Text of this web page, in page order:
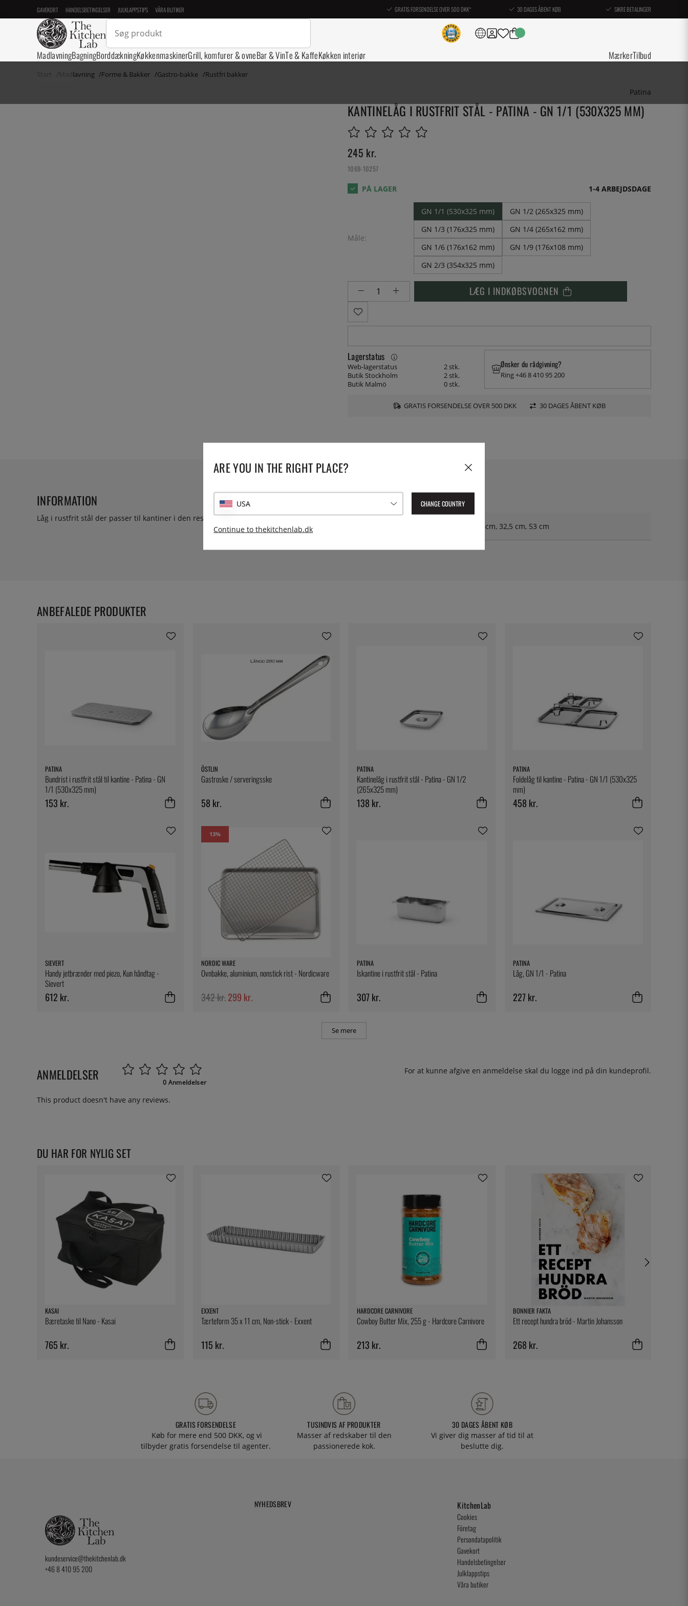
GAVEKORT HANDELSBETINGELSER JULKLAPPSTIPS VÅRA BUTIKER GRATIS FORSENDELSE OVER 500 DKK* 30 DAGES ÅBENT KØB SIKRE BETALINGER
MadlavningBagningBorddækningKøkkenmaskinerGrill, komfurer & ovneBar & VinTe & KaffeKøkken interiør MærkerTilbud
Start Madlavning Forme & Bakker Gastro-bakke Rustfri bakker
Patina
KANTINELÅG I RUSTFRIT STÅL - PATINA - GN 1/1 (530X325 MM)
245 kr.
1069-10257
1-4 ARBEJDSDAGE
Måle:
GN 1/1 (530x325 mm)
GN 1/2 (265x325 mm)
GN 1/3 (176x325 mm)
GN 1/4 (265x162 mm)
GN 1/6 (176x162 mm)
GN 1/9 (176x108 mm)
GN 2/3 (354x325 mm)
LÆG I INDKØBSVOGNEN
Lagerstatus
Web-lagerstatus
2 stk.
Butik Stockholm
2 stk.
Butik Malmö
0 stk.
Ønsker du rådgivning?
Ring +46 8 410 95 200
GRATIS FORSENDELSE OVER 500 DKK 30 DAGES ÅBENT KØB
INFORMATION
Låg i rustfrit stål der passer til kantiner i den respektive størrelse
SPECIFIKATIONER
17,2 cm, 26,5 cm, 32,5 cm, 53 cm
PATINA
Bundrist i rustfrit stål til kantine - Patina - GN
1/1 (530x325 mm)
153 kr.
ÖSTLIN
Gastroske / serveringsske
58 kr.
PATINA
Kantinelåg i rustfrit stål - Patina - GN 1/2
(265x325 mm)
138 kr.
PATINA
Foldelåg til kantine - Patina - GN 1/1 (530x325
mm)
458 kr.
SIEVERT
Handy jetbrænder med piezo, Kun håndtag -
Sievert
612 kr.
13%
NORDIC WARE
Ovnbakke, aluminium, nonstick rist - Nordicware
342 kr. 299 kr.
PATINA
Iskantine i rustfrit stål - Patina
307 kr.
PATINA
Låg, GN 1/1 - Patina
227 kr.
Se mere
ANBEFALEDE PRODUKTER
ANMELDELSER 0 Anmeldelser
For at kunne afgive en anmeldelse skal du logge ind på din kundeprofil.
This product doesn't have any reviews.
DU HAR FOR NYLIG SET
KASAI
Bæretaske til Nano - Kasai
765 kr.
EXXENT
Tærteform 35 x 11 cm, Non-stick - Exxent
115 kr.
HARDCORE CARNIVORE
Cowboy Butter Mix, 255 g - Hardcore Carnivore
213 kr.
BONNIER FAKTA
Ett recept hundra bröd - Martin Johansson
268 kr.
GRATIS FORSENDELSE
Køb for mere end 500 DKK, og vi
tilbyder gratis forsendelse til agenter.
TUSINDVIS AF PRODUKTER
Masser af redskaber til den
passionerede kok.
30 DAGES ÅBENT KØB
Vi giver dig masser af tid til at
beslutte dig.
kundeservice@thekitchenlab.dk
+46 8 410 95 200
NYHEDSBREV KitchenLab
Cookies
Företag
Persondatapolitik
Gavekort
Handelsbetingelser
Julklappstips
Våra butiker
ARE YOU IN THE RIGHT PLACE?
USA CHANGE COUNTRY
Continue to thekitchenlab.dk